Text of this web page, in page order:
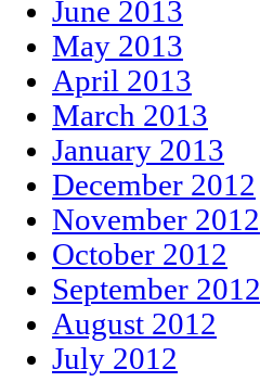
June 2013
May 2013
April 2013
March 2013
January 2013
December 2012
November 2012
October 2012
September 2012
August 2012
July 2012